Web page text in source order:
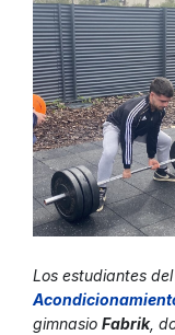
Los estudiantes del
gimnasio Fabrik,